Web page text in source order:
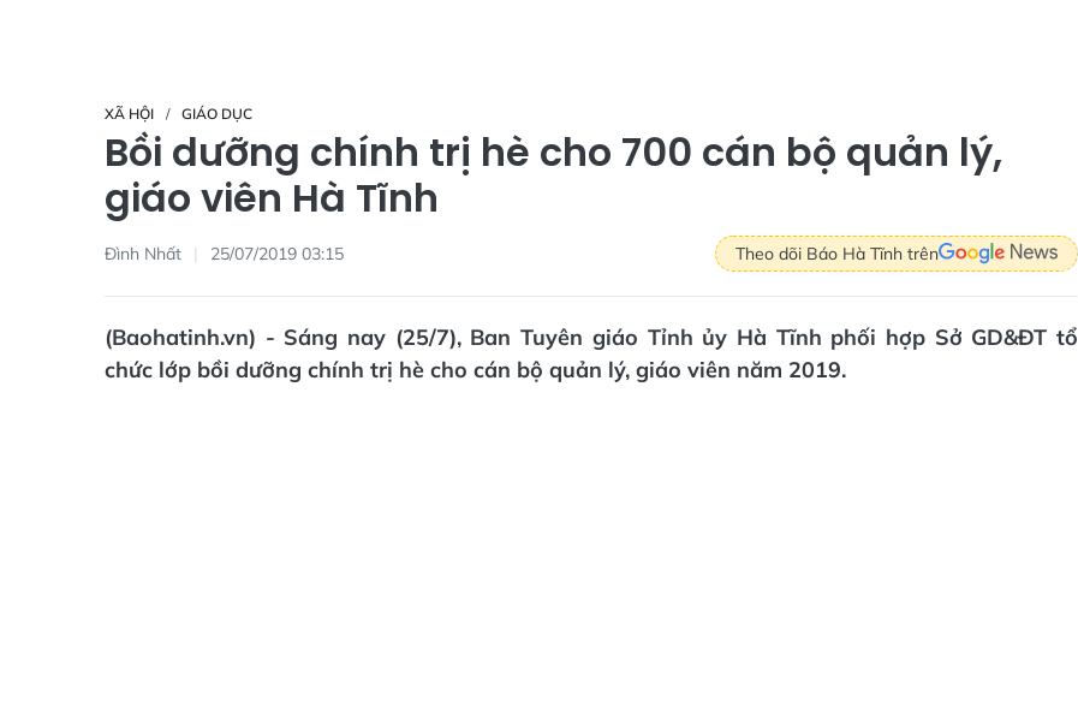
XÃ HỘI GIÁO DỤC
Bồi dưỡng chính trị hè cho 700 cán bộ quản lý,
giáo viên Hà Tĩnh
Đình Nhất 25/07/2019 03:15 Theo dõi Báo Hà Tĩnh trên
(Baohatinh.vn) - Sáng nay (25/7), Ban Tuyên giáo Tỉnh ủy Hà Tĩnh phối hợp Sở GD&ĐT tổ
chức lớp bồi dưỡng chính trị hè cho cán bộ quản lý, giáo viên năm 2019.